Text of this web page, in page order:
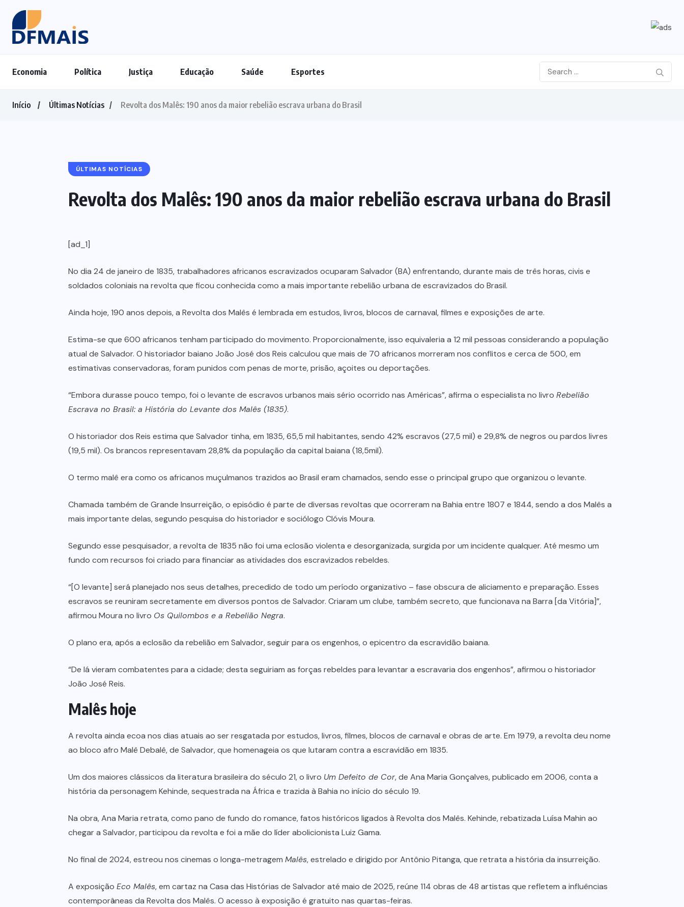
Economia Política Justiça Educação Saúde Esportes
Início Últimas Notícias Revolta dos Malês: 190 anos da maior rebelião escrava urbana do Brasil
ÚLTIMAS NOTÍCIAS
Revolta dos Malês: 190 anos da maior rebelião escrava urbana do Brasil
[ad_1]
No dia 24 de janeiro de 1835, trabalhadores africanos escravizados ocuparam Salvador (BA) enfrentando, durante mais de três horas, civis e
soldados coloniais na revolta que ficou conhecida como a mais importante rebelião urbana de escravizados do Brasil.
Ainda hoje, 190 anos depois, a Revolta dos Malês é lembrada em estudos, livros, blocos de carnaval, filmes e exposições de arte.
Estima-se que 600 africanos tenham participado do movimento. Proporcionalmente, isso equivaleria a 12 mil pessoas considerando a população
atual de Salvador. O historiador baiano João José dos Reis calculou que mais de 70 africanos morreram nos conflitos e cerca de 500, em
estimativas conservadoras, foram punidos com penas de morte, prisão, açoites ou deportações.
“Embora durasse pouco tempo, foi o levante de escravos urbanos mais sério ocorrido nas Américas”, afirma o especialista no livro Rebelião
Escrava no Brasil: a História do Levante dos Malês (1835).
O historiador dos Reis estima que Salvador tinha, em 1835, 65,5 mil habitantes, sendo 42% escravos (27,5 mil) e 29,8% de negros ou pardos livres
(19,5 mil). Os brancos representavam 28,8% da população da capital baiana (18,5mil).
O termo malê era como os africanos muçulmanos trazidos ao Brasil eram chamados, sendo esse o principal grupo que organizou o levante.
Chamada também de Grande Insurreição, o episódio é parte de diversas revoltas que ocorreram na Bahia entre 1807 e 1844, sendo a dos Malês a
mais importante delas, segundo pesquisa do historiador e sociólogo Clóvis Moura.
Segundo esse pesquisador, a revolta de 1835 não foi uma eclosão violenta e desorganizada, surgida por um incidente qualquer. Até mesmo um
fundo com recursos foi criado para financiar as atividades dos escravizados rebeldes.
“[O levante] será planejado nos seus detalhes, precedido de todo um período organizativo – fase obscura de aliciamento e preparação. Esses
escravos se reuniram secretamente em diversos pontos de Salvador. Criaram um clube, também secreto, que funcionava na Barra [da Vitória]”,
afirmou Moura no livro Os Quilombos e a Rebelião Negra.
O plano era, após a eclosão da rebelião em Salvador, seguir para os engenhos, o epicentro da escravidão baiana.
“De lá vieram combatentes para a cidade; desta seguiriam as forças rebeldes para levantar a escravaria dos engenhos”, afirmou o historiador
João José Reis.
Malês hoje
A revolta ainda ecoa nos dias atuais ao ser resgatada por estudos, livros, filmes, blocos de carnaval e obras de arte. Em 1979, a revolta deu nome
ao bloco afro Malê Debalê, de Salvador, que homenageia os que lutaram contra a escravidão em 1835.
Um dos maiores clássicos da literatura brasileira do século 21, o livro Um Defeito de Cor, de Ana Maria Gonçalves, publicado em 2006, conta a
história da personagem Kehinde, sequestrada na África e trazida à Bahia no início do século 19.
Na obra, Ana Maria retrata, como pano de fundo do romance, fatos históricos ligados à Revolta dos Malês. Kehinde, rebatizada Luísa Mahin ao
chegar a Salvador, participou da revolta e foi a mãe do líder abolicionista Luiz Gama.
No final de 2024, estreou nos cinemas o longa-metragem Malês, estrelado e dirigido por Antônio Pitanga, que retrata a história da insurreição.
A exposição Eco Malês, em cartaz na Casa das Histórias de Salvador até maio de 2025, reúne 114 obras de 48 artistas que refletem a influências
contemporâneas da Revolta dos Malês. O acesso à exposição é gratuito nas quartas-feiras.